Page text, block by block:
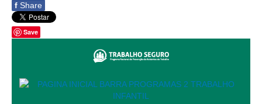
Gestão de Riscos
Assessoria de Governança de Gestão de Pessoas
Sites Institucionais
f Share
Save